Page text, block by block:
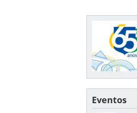
Eventos